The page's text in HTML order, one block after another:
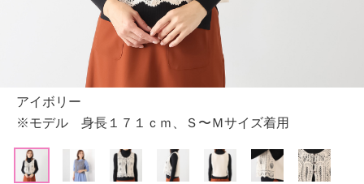
アイボリー
※モデル 身長１７１ｃｍ、Ｓ〜Ｍサイズ着用